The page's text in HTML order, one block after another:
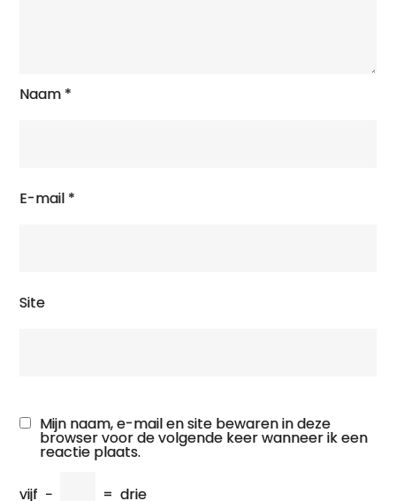
Naam *
E-mail *
Site
Mijn naam, e-mail en site bewaren in deze
browser voor de volgende keer wanneer ik een
reactie plaats.
vijf − = drie